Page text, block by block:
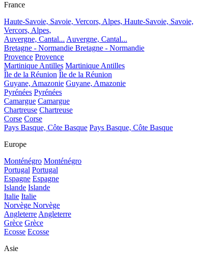
France
Haute-Savoie, Savoie, Vercors, Alpes, Haute-Savoie, Savoie,
Vercors, Alpes,
Auvergne, Cantal... Auvergne, Cantal...
Bretagne - Normandie Bretagne - Normandie
Provence Provence
Martinique Antilles Martinique Antilles
Île de la Réunion Île de la Réunion
Guyane, Amazonie Guyane, Amazonie
Pyrénées Pyrénées
Camargue Camargue
Chartreuse Chartreuse
Corse Corse
Pays Basque, Côte Basque Pays Basque, Côte Basque
Europe
Monténégro Monténégro
Portugal Portugal
Espagne Espagne
Islande Islande
Italie Italie
Norvège Norvège
AngleterreAngleterre
Grèce Grèce
Ecosse Ecosse
Asie